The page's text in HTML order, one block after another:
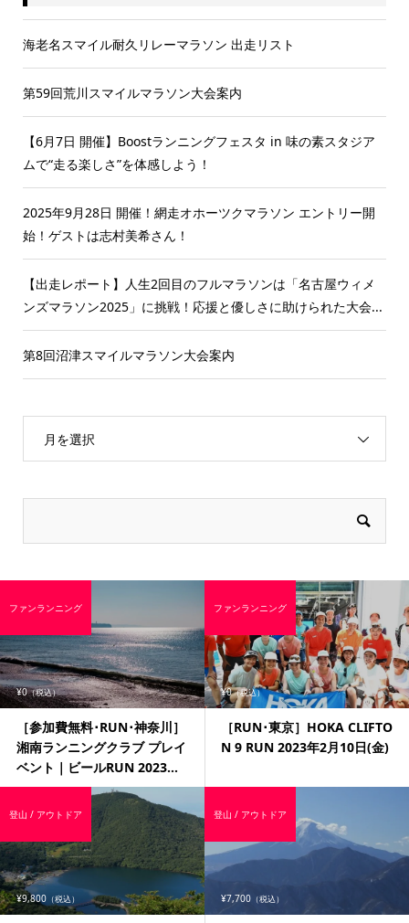
海老名スマイル耐久リレーマラソン 出走リスト
第59回荒川スマイルマラソン大会案内
【6月7日 開催】Boostランニングフェスタ in 味の素スタジア
ムで“走る楽しさ”を体感しよう！
2025年9月28日 開催！網走オホーツクマラソン エントリー開
始！ゲストは志村美希さん！
【出走レポート】人生2回目のフルマラソンは「名古屋ウィメ
ンズマラソン2025」に挑戦！応援と優しさに助けられた大会...
第8回沼津スマイルマラソン大会案内
月を選択
¥0（税込）
［参加費無料･RUN･神奈川］
湘南ランニングクラブ プレイ
ベント｜ビールRUN 2023...
ファンランニング
¥0（税込）
［RUN･東京］HOKA CLIFTO
N 9 RUN 2023年2月10日(金)
ファンランニング
¥9,800 （税込）
登山 / アウトドア
¥7,700 （税込）
登山 / アウトドア